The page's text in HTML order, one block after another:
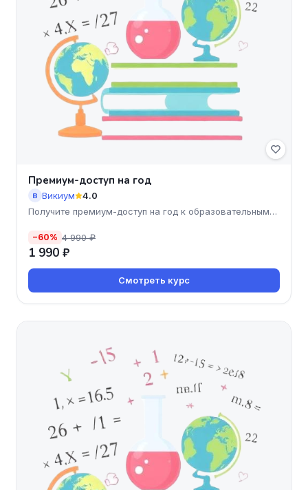
Премиум-доступ на год
В Викиум
4.0
Получите премиум-доступ на год к образовательным
−60% 4 990 ₽
1 990 ₽
Смотреть курс